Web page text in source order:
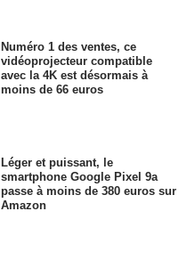
Numéro 1 des ventes, ce
vidéoprojecteur compatible
avec la 4K est désormais à
moins de 66 euros
Léger et puissant, le
smartphone Google Pixel 9a
passe à moins de 380 euros sur
Amazon